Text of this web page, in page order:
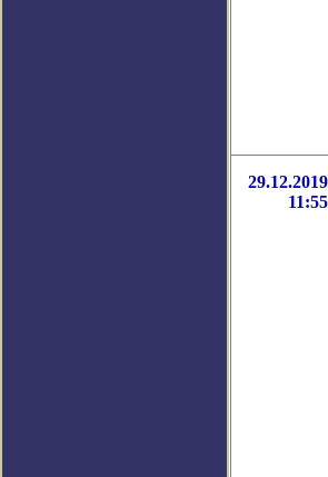
29.12.2019
11:55